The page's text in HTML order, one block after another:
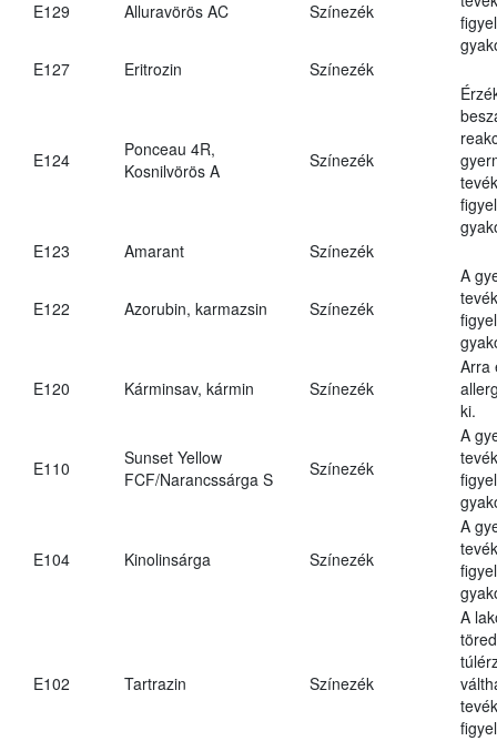
E129 Alluravörös AC Színezék
E127
Eritrozin Színezék
E124
Ponceau 4R,
Kosnilvörös A
Színezék
E123
Amarant Színezék
E122 Azorubin, karmazsin Színezék
A
E120 Kárminsav, kármin Színezék
Arra
ki.
E110
Sunset Yellow
FCF/Narancssárga S
Színezék
A
E104 Kinolinsárga Színezék
A
E102 Tartrazin Színezék
A